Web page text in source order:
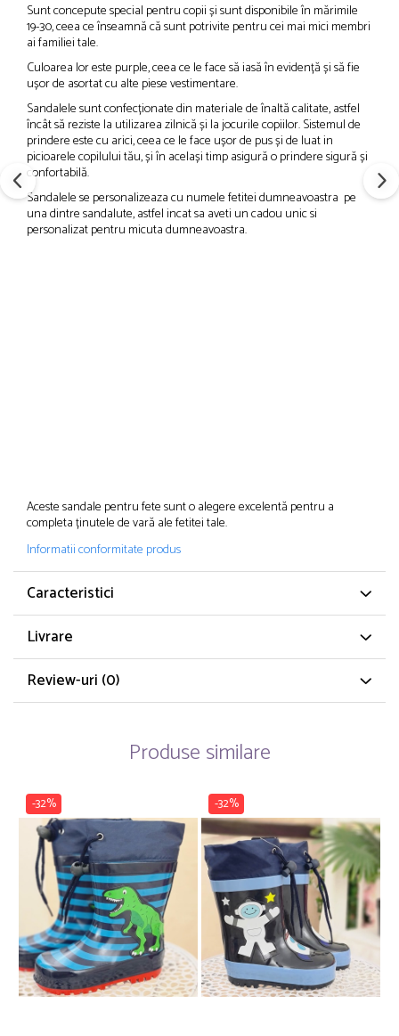
Sunt concepute special pentru copii și sunt disponibile în mărimile
19-30, ceea ce înseamnă că sunt potrivite pentru cei mai mici membri
ai familiei tale.
Culoarea lor este purple, ceea ce le face să iasă în evidență și să fie
ușor de asortat cu alte piese vestimentare.
Sandalele sunt confecționate din materiale de înaltă calitate, astfel
încât să reziste la utilizarea zilnică și la jocurile copiilor. Sistemul de
prindere este cu arici, ceea ce le face ușor de pus și de luat in
picioarele copilului tău, și în același timp asigură o prindere sigură și
confortabilă.
Sandalele se personalizeaza cu numele fetitei dumneavoastra pe
una dintre sandalute, astfel incat sa aveti un cadou unic si
personalizat pentru micuta dumneavoastra.
Aceste sandale pentru fete sunt o alegere excelentă pentru a
completa ținutele de vară ale fetitei tale.
Informatii conformitate produs
Caracteristici
Livrare
Review-uri (0)
Produse similare
-32% -32%